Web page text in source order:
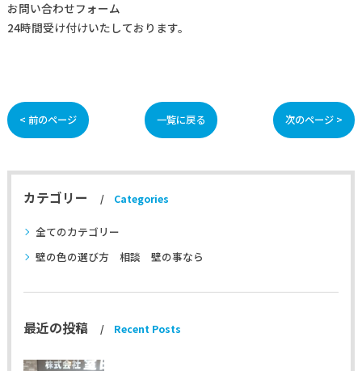
お問い合わせフォーム
24時間受け付けいたしております。
< 前のページ 一覧に戻る 次のページ >
カテゴリー Categories
全てのカテゴリー
壁の色の選び方 相談 壁の事なら
最近の投稿 Recent Posts